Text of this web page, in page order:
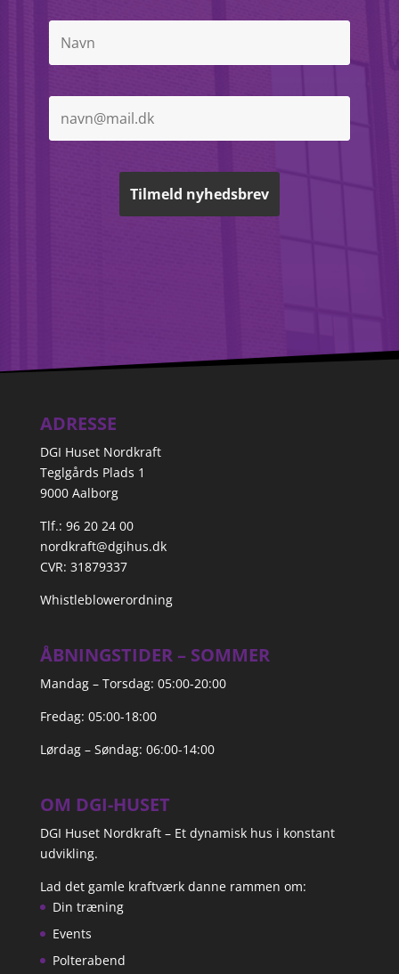
ADRESSE
DGI Huset Nordkraft
Teglgårds Plads 1
9000 Aalborg
Tlf.: 96 20 24 00
nordkraft@dgihus.dk
CVR: 31879337
Whistleblowerordning
ÅBNINGSTIDER – SOMMER
Mandag – Torsdag: 05:00-20:00
Fredag: 05:00-18:00
Lørdag – Søndag: 06:00-14:00
OM DGI-HUSET
DGI Huset Nordkraft – Et dynamisk hus i konstant
udvikling.
Lad det gamle kraftværk danne rammen om:
Din træning
Events
Polterabend